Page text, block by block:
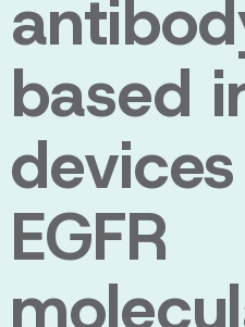
based
EGFR